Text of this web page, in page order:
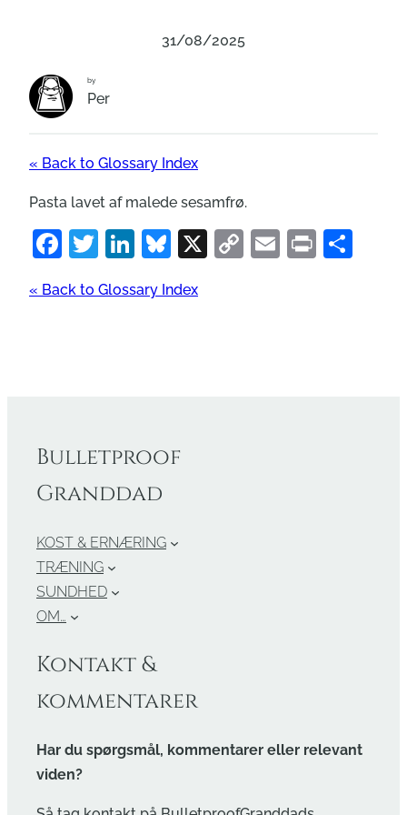
31/08/2025
by
Per
« Back to Glossary Index
Pasta lavet af malede sesamfrø.
Facebook
Twitter
LinkedIn
Bluesky
X
CopyEmail
Print
« Back to Glossary Index
Bulletproof
Granddad
KOST & ERNÆRING
TRÆNING
SUNDHED
OM…
Kontakt &
kommentarer
Har du spørgsmål, kommentarer eller relevant
viden?